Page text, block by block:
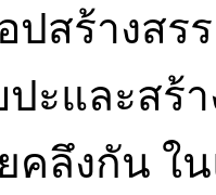
ปสร้างสร
ะและสร้
คลึงกัน ใ